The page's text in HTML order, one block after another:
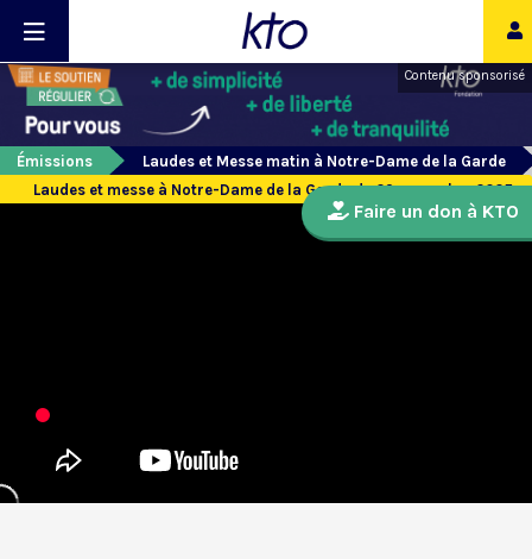
Contenu sponsorisé
Émissions
Laudes et Messe matin à Notre-Dame de la Garde
Laudes et messe à Notre-Dame de la Garde du 29 novembre 2025
Faire un don à KTO